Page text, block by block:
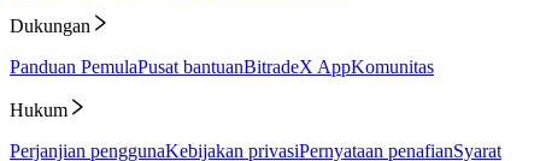
Dukungan
Panduan PemulaPusat bantuanBitradeX AppKomunitas
Hukum
Perjanjian penggunaKebijakan privasiPernyataan penafianSyarat